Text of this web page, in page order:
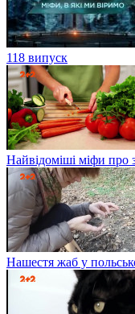
118 випуск
Найвідоміші міфи про
Нашестя жаб у